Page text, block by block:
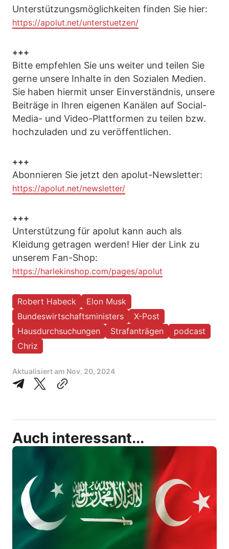
Unterstützungsmöglichkeiten finden Sie hier:
https://apolut.net/unterstuetzen/
+++
Bitte empfehlen Sie uns weiter und teilen Sie
gerne unsere Inhalte in den Sozialen Medien.
Sie haben hiermit unser Einverständnis, unsere
Beiträge in Ihren eigenen Kanälen auf Social-
Media- und Video-Plattformen zu teilen bzw.
hochzuladen und zu veröffentlichen.
+++
Abonnieren Sie jetzt den apolut-Newsletter:
https://apolut.net/newsletter/
+++
Unterstützung für apolut kann auch als
Kleidung getragen werden! Hier der Link zu
unserem Fan-Shop:
https://harlekinshop.com/pages/apolut
Robert Habeck
Elon Musk
Bundeswirtschaftsministers
X-Post
Hausdurchsuchungen
Strafanträgen
podcast
Chriz
Aktualisiert am Nov. 20, 2024
Auch interessant...